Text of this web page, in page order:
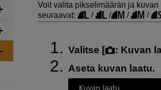
Voit valita pikselimäärän ja
seuraavat:
/ / / /
Valitse [ : Kuvan
Aseta kuvan laatu.